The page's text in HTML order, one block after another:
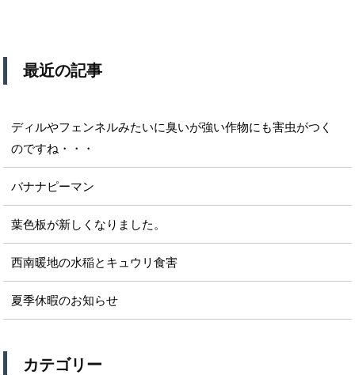
最近の記事
ディルやフェンネルみたいに臭いが強い作物にも害虫がつく
のですね・・・
バナナピーマン
葉色板が新しくなりました。
西南暖地の水稲とキュウリ食害
夏季休暇のお知らせ
カテゴリー